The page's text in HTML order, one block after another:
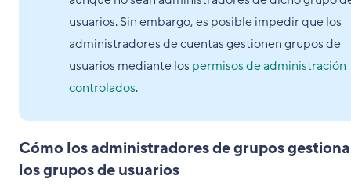
usuarios. Sin embargo, es posible impedir que los
administradores de cuentas gestionen grupos de
usuarios mediante los permisos de administración
controlados.
Cómo los administradores de grupos
los grupos de usuarios